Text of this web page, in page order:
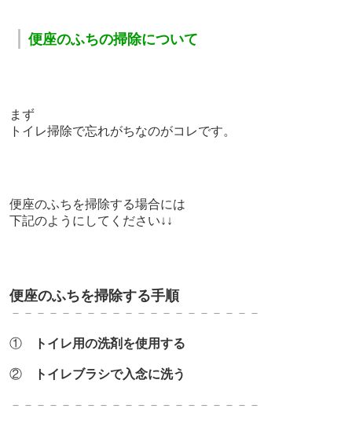
便座のふちの掃除について
まず
トイレ掃除で忘れがちなのがコレです。
便座のふちを掃除する場合には
下記のようにしてください↓↓
便座のふちを掃除する手順
－－－－－－－－－－－－－－－－－－－－
① トイレ用の洗剤を使用する
② トイレブラシで入念に洗う
－－－－－－－－－－－－－－－－－－－－